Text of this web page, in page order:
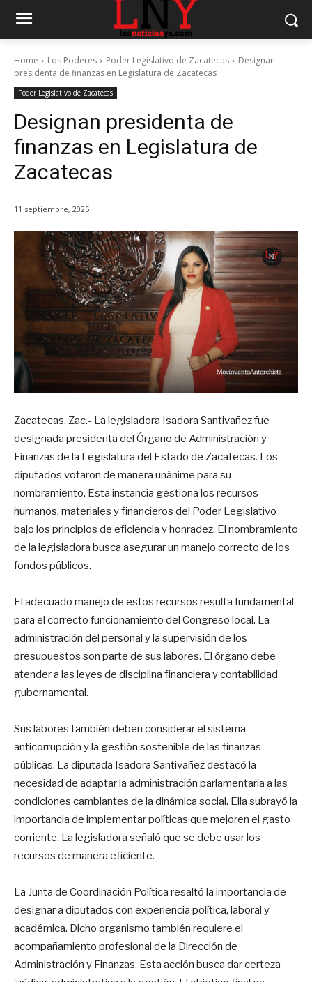
Home Los Poderes Poder Legislativo de Zacatecas
Designan
presidenta de finanzas en Legislatura de Zacatecas
Poder Legislativo de Zacatecas
Designan presidenta de
finanzas en Legislatura de
Zacatecas
11 septiembre, 2025
Zacatecas, Zac.- La legisladora Isadora Santivañez fue
designada presidenta del Órgano de Administración y
Finanzas de la Legislatura del Estado de Zacatecas. Los
diputados votaron de manera unánime para su
nombramiento. Esta instancia gestiona los recursos
humanos, materiales y financieros del Poder Legislativo
bajo los principios de eficiencia y honradez. El nombramiento
de la legisladora busca asegurar un manejo correcto de los
fondos públicos.
El adecuado manejo de estos recursos resulta fundamental
para el correcto funcionamiento del Congreso local. La
administración del personal y la supervisión de los
presupuestos son parte de sus labores. El órgano debe
atender a las leyes de disciplina financiera y contabilidad
gubernamental.
Sus labores también deben considerar el sistema
anticorrupción y la gestión sostenible de las finanzas
públicas. La diputada Isadora Santivañez destacó la
necesidad de adaptar la administración parlamentaria a las
condiciones cambiantes de la dinámica social. Ella subrayó la
importancia de implementar políticas que mejoren el gasto
corriente. La legisladora señaló que se debe usar los
recursos de manera eficiente.
La Junta de Coordinación Política resaltó la importancia de
designar a diputados con experiencia política, laboral y
académica. Dicho organismo también requiere el
acompañamiento profesional de la Dirección de
Administración y Finanzas. Esta acción busca dar certeza